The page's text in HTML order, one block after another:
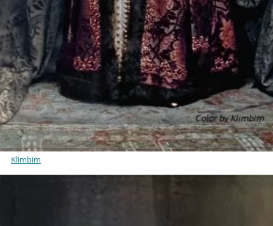
Klimbim